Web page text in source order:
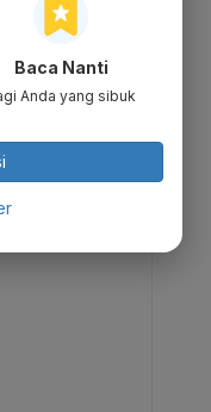
Baca Nanti
Anda yang sibuk